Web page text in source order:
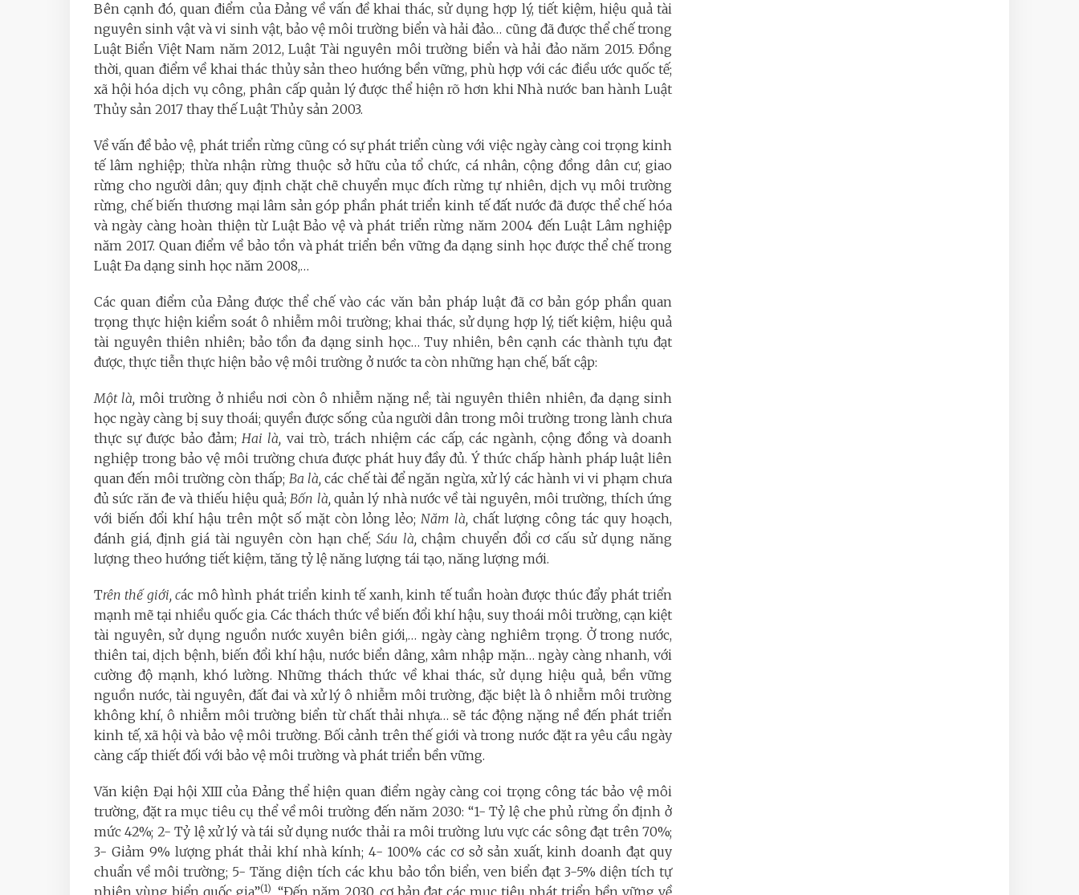
Bên cạnh đó, quan điểm của Đảng về vấn đề khai thác, sử dụng hợp lý, tiết kiệm, hiệu quả tài
nguyên sinh vật và vi sinh vật, bảo vệ môi trường biển và hải đảo… cũng đã được thể chế trong
Luật Biển Việt Nam năm 2012, Luật Tài nguyên môi trường biển và hải đảo năm 2015. Đồng
thời, quan điểm về khai thác thủy sản theo hướng bền vững, phù hợp với các điều ước quốc tế;
xã hội hóa dịch vụ công, phân cấp quản lý được thể hiện rõ hơn khi Nhà nước ban hành Luật
Thủy sản 2017 thay thế Luật Thủy sản 2003.
Về vấn đề bảo vệ, phát triển rừng cũng có sự phát triển cùng với việc ngày càng coi trọng kinh
tế lâm nghiệp; thừa nhận rừng thuộc sở hữu của tổ chức, cá nhân, cộng đồng dân cư; giao
rừng cho người dân; quy định chặt chẽ chuyển mục đích rừng tự nhiên, dịch vụ môi trường
rừng, chế biến thương mại lâm sản góp phần phát triển kinh tế đất nước đã được thể chế hóa
và ngày càng hoàn thiện từ Luật Bảo vệ và phát triển rừng năm 2004 đến Luật Lâm nghiệp
năm 2017. Quan điểm về bảo tồn và phát triển bền vững đa dạng sinh học được thể chế trong
Luật Đa dạng sinh học năm 2008,…
Các quan điểm của Đảng được thể chế vào các văn bản pháp luật đã cơ bản góp phần quan
trọng thực hiện kiểm soát ô nhiễm môi trường; khai thác, sử dụng hợp lý, tiết kiệm, hiệu quả
tài nguyên thiên nhiên; bảo tồn đa dạng sinh học… Tuy nhiên, bên cạnh các thành tựu đạt
được, thực tiễn thực hiện bảo vệ môi trường ở nước ta còn những hạn chế, bất cập:
Một là, môi trường ở nhiều nơi còn ô nhiễm nặng nề; tài nguyên thiên nhiên, đa dạng sinh
học ngày càng bị suy thoái; quyền được sống của người dân trong môi trường trong lành chưa
thực sự được bảo đảm;Hai là, vai trò, trách nhiệm các cấp, các ngành, cộng đồng và doanh
nghiệp trong bảo vệ môi trường chưa được phát huy đầy đủ. Ý thức chấp hành pháp luật liên
quan đến môi trường còn thấp; Ba là,các chế tài để ngăn ngừa, xử lý các hành vi vi phạm chưa
đủ sức răn đe và thiếu hiệu quả;Bốn là,quản lý nhà nước về tài nguyên, môi trường, thích ứng
với biến đổi khí hậu trên một số mặt còn lỏng lẻo;Năm là,chất lượng công tác quy hoạch,
đánh giá, định giá tài nguyên còn hạn chế; Sáu là,chậm chuyển đổi cơ cấu sử dụng năng
lượng theo hướng tiết kiệm, tăng tỷ lệ năng lượng tái tạo, năng lượng mới.
Trên thế giới, các mô hình phát triển kinh tế xanh, kinh tế tuần hoàn được thúc đẩy phát triển
mạnh mẽ tại nhiều quốc gia. Các thách thức về biến đổi khí hậu, suy thoái môi trường, cạn kiệt
tài nguyên, sử dụng nguồn nước xuyên biên giới,… ngày càng nghiêm trọng. Ở trong nước,
thiên tai, dịch bệnh, biến đổi khí hậu, nước biển dâng, xâm nhập mặn… ngày càng nhanh, với
cường độ mạnh, khó lường. Những thách thức về khai thác, sử dụng hiệu quả, bền vững
nguồn nước, tài nguyên, đất đai và xử lý ô nhiễm môi trường, đặc biệt là ô nhiễm môi trường
không khí, ô nhiễm môi trường biển từ chất thải nhựa… sẽ tác động nặng nề đến phát triển
kinh tế, xã hội và bảo vệ môi trường. Bối cảnh trên thế giới và trong nước đặt ra yêu cầu ngày
càng cấp thiết đối với bảo vệ môi trường và phát triển bền vững.
Văn kiện Đại hội XIII của Đảng thể hiện quan điểm ngày càng coi trọng công tác bảo vệ môi
trường, đặt ra mục tiêu cụ thể về môi trường đến năm 2030: “1- Tỷ lệ che phủ rừng ổn định ở
mức 42%; 2- Tỷ lệ xử lý và tái sử dụng nước thải ra môi trường lưu vực các sông đạt trên 70%;
3- Giảm 9% lượng phát thải khí nhà kính; 4- 100% các cơ sở sản xuất, kinh doanh đạt quy
chuẩn về môi trường; 5- Tăng diện tích các khu bảo tồn biển, ven biển đạt 3-5% diện tích tự
(1)